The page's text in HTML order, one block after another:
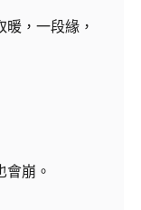
，一段緣，
會崩。